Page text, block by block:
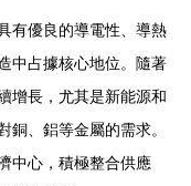
有優良的導電性、導熱
中占據核心地位。隨著
增長，尤其是新能源和
銅、鋁等金屬的需求。
中心，積極整合供應